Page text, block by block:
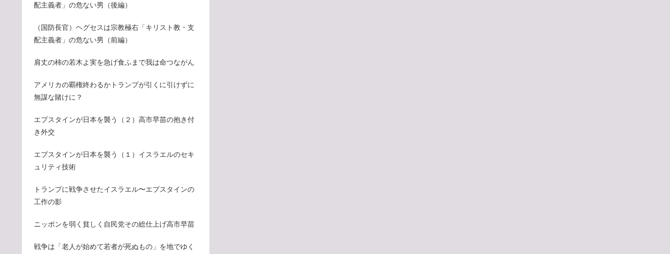
配主義者」の危ない男（後編）
（国防長官）ヘグセスは宗教極右「キリスト教・支
配主義者」の危ない男（前編）
肩丈の柿の若木よ実を急げ食ふまで我は命つながん
アメリカの覇権終わるかトランプが引くに引けずに
無謀な賭けに？
エプスタインが日本を襲う（２）高市早苗の抱き付
き外交
エプスタインが日本を襲う（１）イスラエルのセキ
ュリティ技術
トランプに戦争させたイスラエル〜エプスタインの
工作の影
ニッポンを弱く貧しく自民党その総仕上げ高市早苗
戦争は「老人が始めて若者が死ぬもの」を地でゆく